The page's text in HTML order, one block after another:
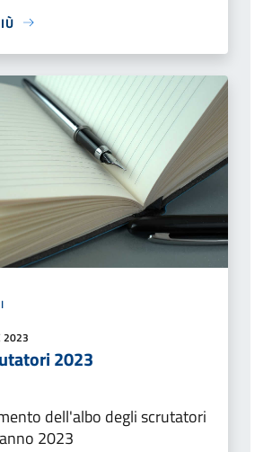
2023
2023
dell'albo degli scrutatori
2023